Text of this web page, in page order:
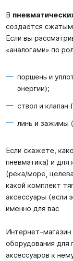
В
создаётся
Если вы
«аналогами» по
поршень и
энергии);
ствол и клапан
линь и зажимы
Если скажете,
пневматика) и для
(река/море,
какой комплект
аксессуары (если
именно для вас
Интернет-магазин
оборудования для
аксессуаров к